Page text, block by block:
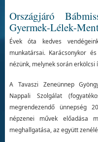
Országjáró
Gyermek-Lélek-
Évek óta kedves
munkatársai. Karácsonykor
nézünk, melynek során
A Tavaszi Zeneünnep
Nappali Szolgálat
megrendezendő ünnepség
népzenei művek előadása
meghallgatása, az együtt